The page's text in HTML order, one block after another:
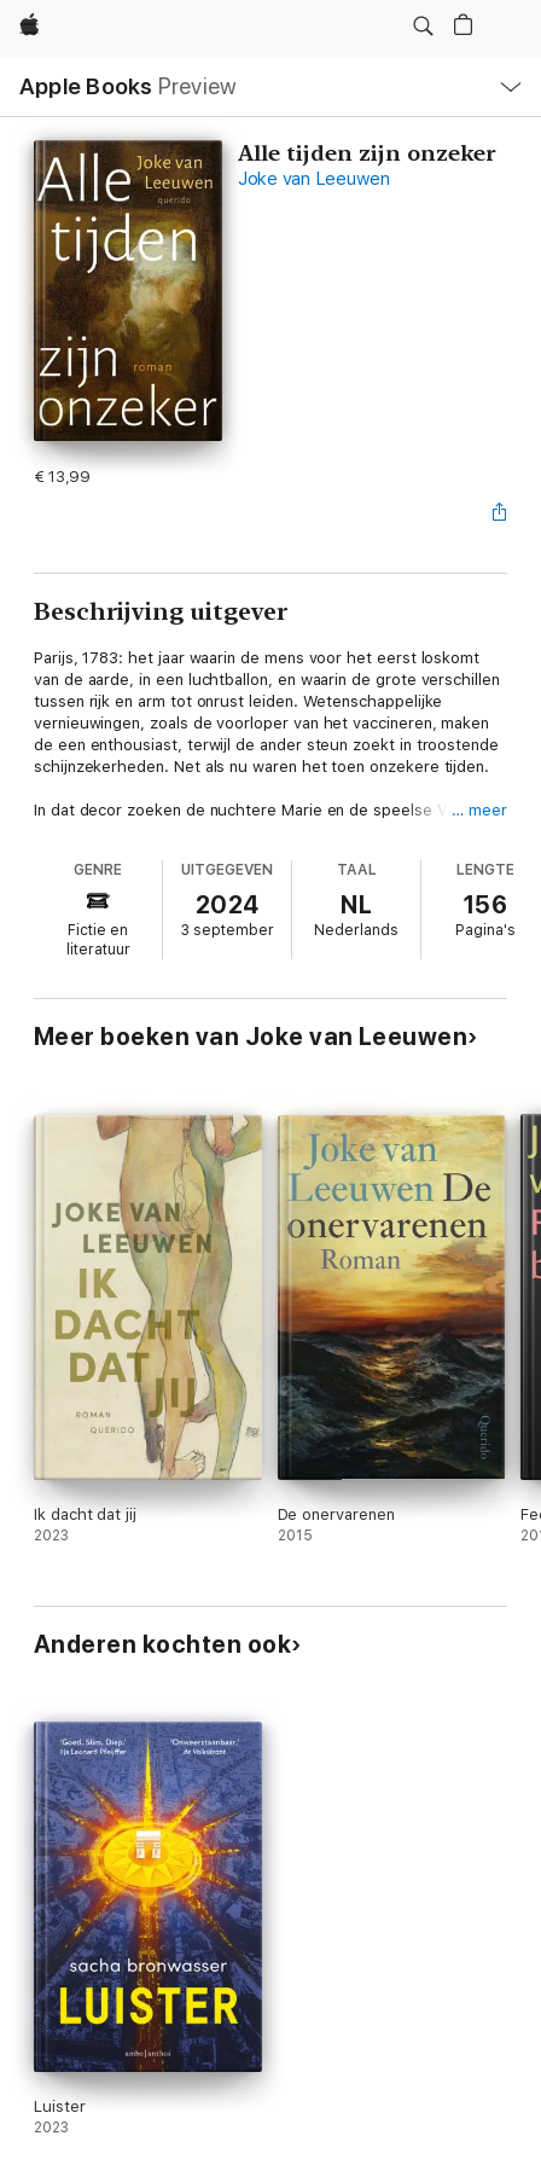
Apple
Apple Books Preview
lokaal
navigatiemenu
Alle tijden zijn onzeker
Joke van Leeuwen
€ 13,99
Beschrijving uitgever
Parijs, 1783: het jaar waarin de mens voor het eerst loskomt
van de aarde, in een luchtballon, en waarin de grote verschillen
tussen rijk en arm tot onrust leiden. Wetenschappelijke
vernieuwingen, zoals de voorloper van het vaccineren, maken
de een enthousiast, terwijl de ander steun zoekt in troostende
schijnzekerheden. Net als nu waren het toen onzekere tijden.
In dat decor zoeken de nuchtere Marie en de speelse Vince als
beschimpingen kan verweren. Er hangt spanning in de lucht,
maar niemand weet dan nog waartoe die zal leiden.
… meer
GENRE
Fictie en
literatuur
UITGEGEVEN
2024
3 september
TAAL
NL
Nederlands
LENGTE
156
Pagina's
Meer boeken van Joke van Leeuwen
Ik dacht dat jij
2023
De onervarenen
2015
Anderen kochten ook
Luister
2023